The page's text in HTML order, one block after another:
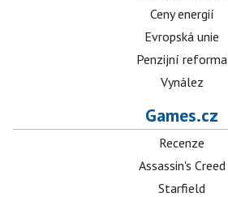
Ceny energií
Evropská unie
Penzijní reforma
Vynález
Games.cz
Recenze
Assassin's Creed
Starfield